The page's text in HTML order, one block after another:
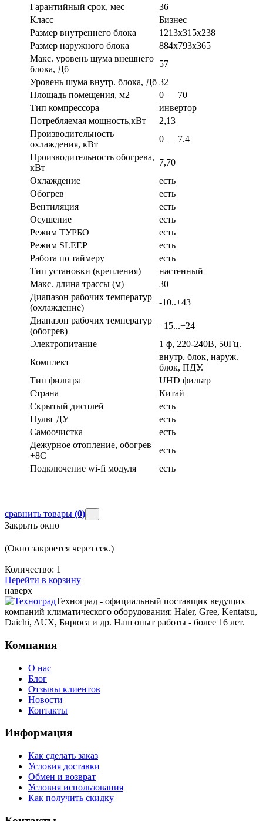
Гарантийный срок, мес
36
Класс
Бизнес
Размер внутреннего блока
1213х315х238
Размер наружного блока
884х793х365
Макс. уровень шума внешнего
блока, Дб
57
Уровень шума внутр. блока, Дб 32
Площадь помещения, м2
0 — 70
Тип компрессора
инвертор
Потребляемая мощность,кВт
2,13
Производительность
охлаждения, кВт
0 — 7.4
Производительность обогрева,
кВт
7,70
Охлаждение
есть
Обогрев
есть
Вентиляция
есть
Осушение
есть
Режим ТУРБО
есть
Режим SLEEP
есть
Работа по таймеру
есть
Тип установки (крепления)
настенный
Макс. длина трассы (м)
30
Диапазон рабочих температур
(охлаждение)
-10..+43
Диапазон рабочих температур
(обогрев)
–15...+24
Электропитание
1 ф, 220-240В, 50Гц.
Комплект
внутр. блок, наруж.
блок, ПДУ.
Тип фильтра
UHD фильтр
Страна
Китай
Скрытый дисплей
есть
Пульт ДУ
есть
Самоочистка
есть
Дежурное отопление, обогрев
+8С
есть
Подключение wi-fi модуля
есть
сравнить товары (0)
Закрыть окно
(Окно закроется через сек.)
Количество: 1
Перейти в корзину
наверх
Техноград - официальный поставщик ведущих
компаний климатического оборудования: Haier, Gree, Kentatsu,
Daichi, AUX, Бирюса и др. Наш опыт работы - более 16 лет.
Компания
О нас
Блог
Отзывы клиентов
Новости
Контакты
Информация
Как сделать заказ
Условия доставки
Обмен и возврат
Условия использования
Как получить скидку